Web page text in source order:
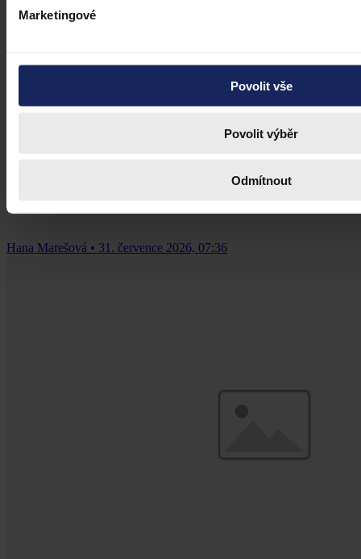
Marketingové
Povolit vše
Povolit výběr
Odmítnout
Umělá inteligence změní soudní proces. Je možné dnes považovat
digitální důkazy za věrohodné? Výzvy pro justici v době AI.
Hana Marešová • 31. července 2026, 07:36